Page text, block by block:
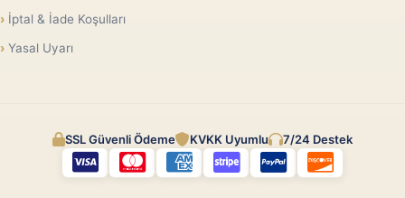
İptal & İade Koşulları
Yasal Uyarı
SSL Güvenli Ödeme KVKK Uyumlu 7/24 Destek